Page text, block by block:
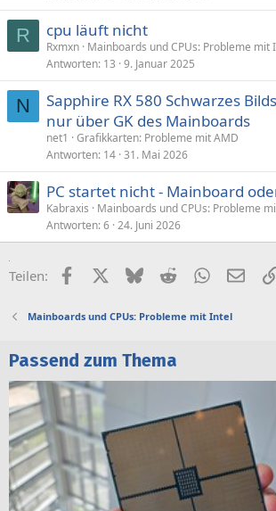
R cpu läuft nicht
Rxmxn Mainboards und CPUs: Probleme mit
Antworten 13 9. Januar 2025
N
Sapphire RX 580 Schwarzes
nur über GK des Mainboards
net1
Grafikkarten: Probleme mit AMD
Antworten 14 31. Mai 2026
PC startet nicht - Mainboard
Kabraxis
Mainboards und CPUs: Probleme
Antworten 6 24. Juni 2026
Teilen: FacebookX (Twitter)
BlueskyRedditWhatsApp
E-
Mainboards und CPUs: Probleme mit Intel
Passend zum Thema